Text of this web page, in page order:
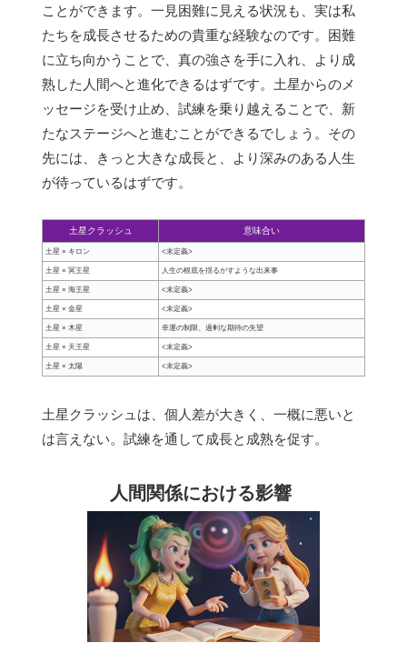
ことができます。一見困難に見える状況も、実は私
たちを成長させるための貴重な経験なのです。困難
に立ち向かうことで、真の強さを手に入れ、より成
熟した人間へと進化できるはずです。土星からのメ
ッセージを受け止め、試練を乗り越えることで、新
たなステージへと進むことができるでしょう。その
先には、きっと大きな成長と、より深みのある人生
が待っているはずです。
土星クラッシュ 意味合い
土星 × キロン <未定義>
土星 × 冥王星 人生の根底を揺るがすような出来事
土星 × 海王星 <未定義>
土星 × 金星 <未定義>
土星 × 木星 幸運の制限、過剰な期待の失望
土星 × 天王星 <未定義>
土星 × 太陽 <未定義>
土星クラッシュは、個人差が大きく、一概に悪いと
は言えない。試練を通して成長と成熟を促す。
人間関係における影響